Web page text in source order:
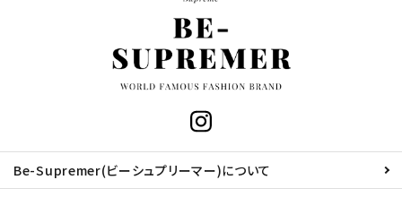
Be-Supremer(ビーシュプリーマー)について